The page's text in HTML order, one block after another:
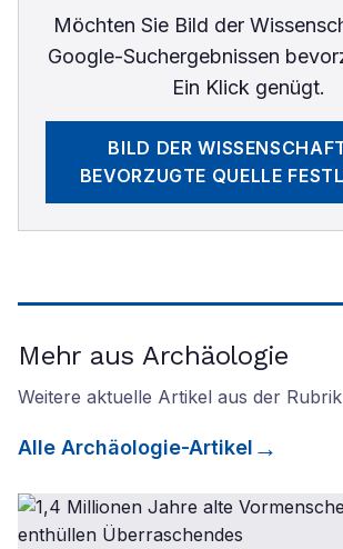
Möchten Sie Bild der
Google-Suchergebnissen
Ein Klick genügt.
BILD DER
BEVORZUGTE QUELLE
Mehr aus Archäologie
Weitere aktuelle Artikel aus der Rubrik
Alle Archäologie-Artikel